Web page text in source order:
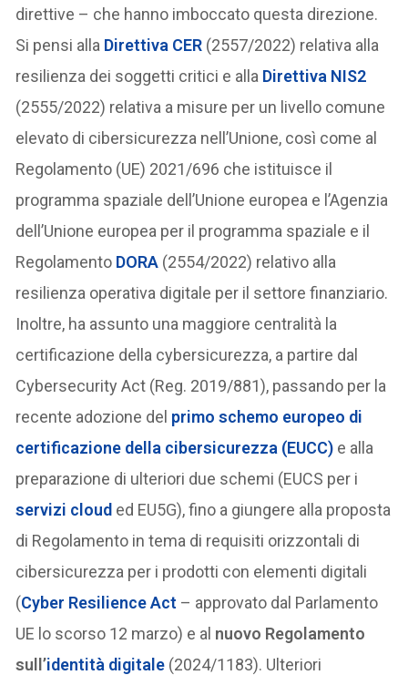
direttive – che hanno imboccato questa direzione.
Si pensi alla Direttiva CER (2557/2022) relativa alla
resilienza dei soggetti critici e alla Direttiva NIS2
(2555/2022) relativa a misure per un livello comune
elevato di cibersicurezza nell’Unione, così come al
Regolamento (UE) 2021/696 che istituisce il
programma spaziale dell’Unione europea e l’Agenzia
dell’Unione europea per il programma spaziale e il
Regolamento DORA (2554/2022) relativo alla
resilienza operativa digitale per il settore finanziario.
Inoltre, ha assunto una maggiore centralità la
certificazione della cybersicurezza, a partire dal
Cybersecurity Act (Reg. 2019/881), passando per la
recente adozione del primo schemo europeo di
certificazione della cibersicurezza (EUCC) e alla
preparazione di ulteriori due schemi (EUCS per i
servizi cloud ed EU5G), fino a giungere alla proposta
di Regolamento in tema di requisiti orizzontali di
cibersicurezza per i prodotti con elementi digitali
(Cyber Resilience Act – approvato dal Parlamento
UE lo scorso 12 marzo) e al nuovo Regolamento
sull’identità digitale (2024/1183). Ulteriori